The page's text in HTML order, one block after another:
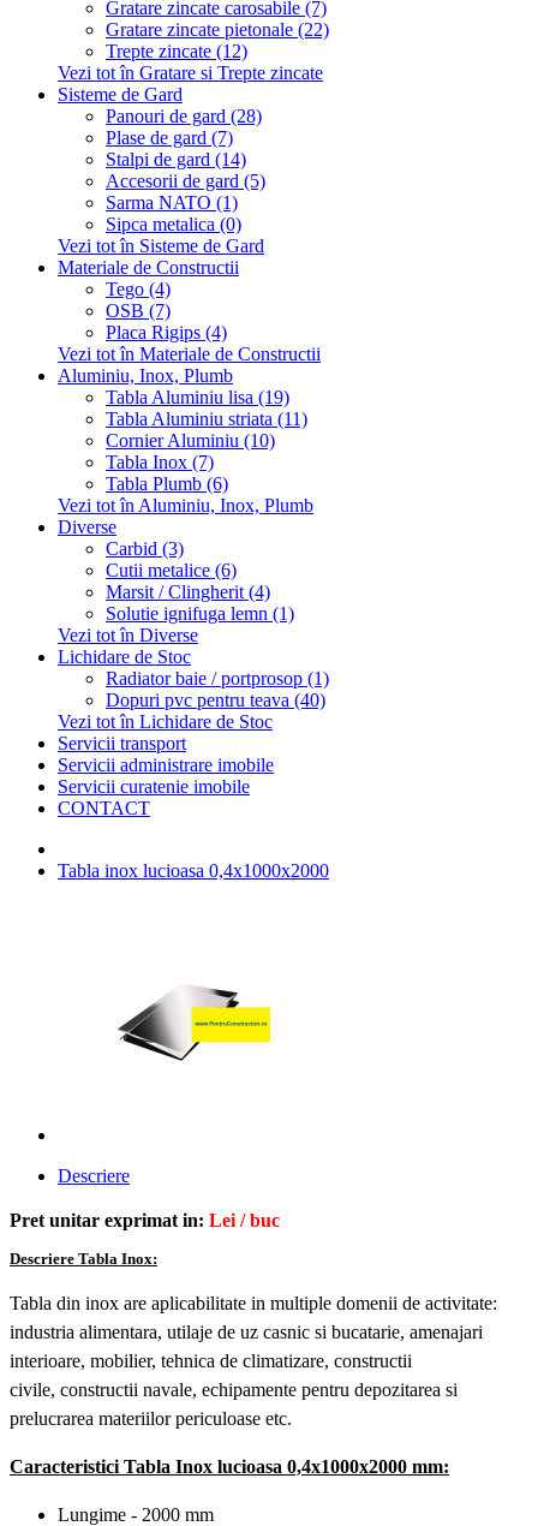
Gratare zincate carosabile (7)
Gratare zincate pietonale (22)
Trepte zincate (12)
Vezi tot în Gratare si Trepte zincate
Sisteme de Gard
Panouri de gard (28)
Plase de gard (7)
Stalpi de gard (14)
Accesorii de gard (5)
Sarma NATO (1)
Sipca metalica (0)
Vezi tot în Sisteme de Gard
Materiale de Constructii
Tego (4)
OSB (7)
Placa Rigips (4)
Vezi tot în Materiale de Constructii
Aluminiu, Inox, Plumb
Tabla Aluminiu lisa (19)
Tabla Aluminiu striata (11)
Cornier Aluminiu (10)
Tabla Inox (7)
Tabla Plumb (6)
Vezi tot în Aluminiu, Inox, Plumb
Diverse
Carbid (3)
Cutii metalice (6)
Marsit / Clingherit (4)
Solutie ignifuga lemn (1)
Vezi tot în Diverse
Lichidare de Stoc
Radiator baie / portprosop (1)
Dopuri pvc pentru teava (40)
Vezi tot în Lichidare de Stoc
Servicii transport
Servicii administrare imobile
Servicii curatenie imobile
CONTACT
Tabla inox lucioasa 0,4x1000x2000
Descriere
Pret unitar exprimat in: Lei / buc
Descriere Tabla Inox:
Tabla din inox are aplicabilitate in multiple domenii de activitate:
industria alimentara, utilaje de uz casnic si bucatarie, amenajari
interioare, mobilier, tehnica de climatizare, constructii
civile, constructii navale, echipamente pentru depozitarea si
prelucrarea materiilor periculoase etc.
Caracteristici Tabla Inox lucioasa 0,4x1000x2000 mm:
Lungime - 2000 mm